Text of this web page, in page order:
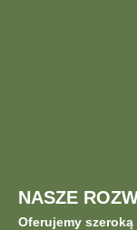
NASZE
Oferujemy